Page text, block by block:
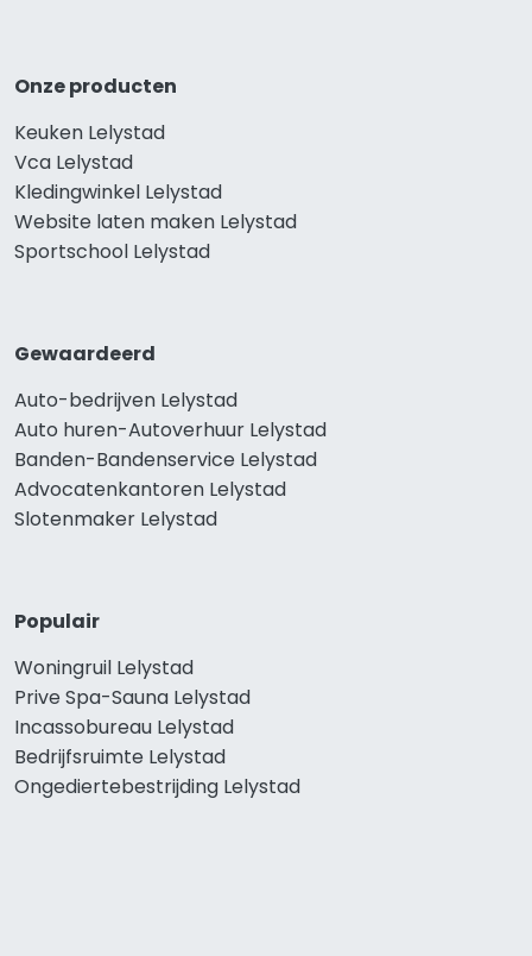
Onze producten
Keuken Lelystad
Vca Lelystad
Kledingwinkel Lelystad
Website laten maken Lelystad
Sportschool Lelystad
Gewaardeerd
Auto-bedrijven Lelystad
Auto huren-Autoverhuur Lelystad
Banden-Bandenservice Lelystad
Advocatenkantoren Lelystad
Slotenmaker Lelystad
Populair
Woningruil Lelystad
Prive Spa-Sauna Lelystad
Incassobureau Lelystad
Bedrijfsruimte Lelystad
Ongediertebestrijding Lelystad